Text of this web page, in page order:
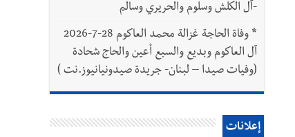
-آل الكلش وسلوم والحريري وسالم
*
وفاة الحاجة غزالة محمد العاكوم 28-7-2026
آل العاكوم وبديع والسبع أعين والحاج شحادة
(وفيات صيدا – لبنان- جريدة صيدونيانيوز.نت )
إعلانات